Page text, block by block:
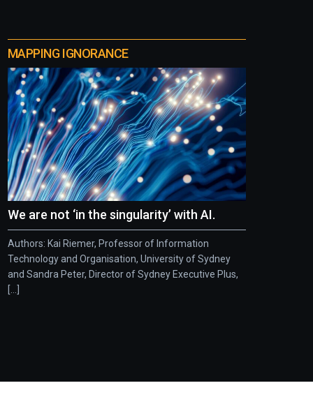
MAPPING IGNORANCE
We are not ‘in the singularity’ with AI.
Authors: Kai Riemer, Professor of Information
Technology and Organisation, University of Sydney
and Sandra Peter, Director of Sydney Executive Plus,
[...]